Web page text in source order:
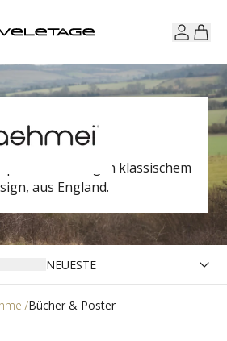
in klassischem
aus England.
Bücher & Poster